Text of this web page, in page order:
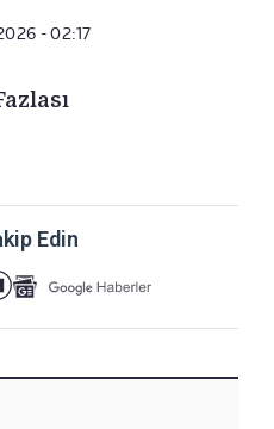
- 02:17
Edin